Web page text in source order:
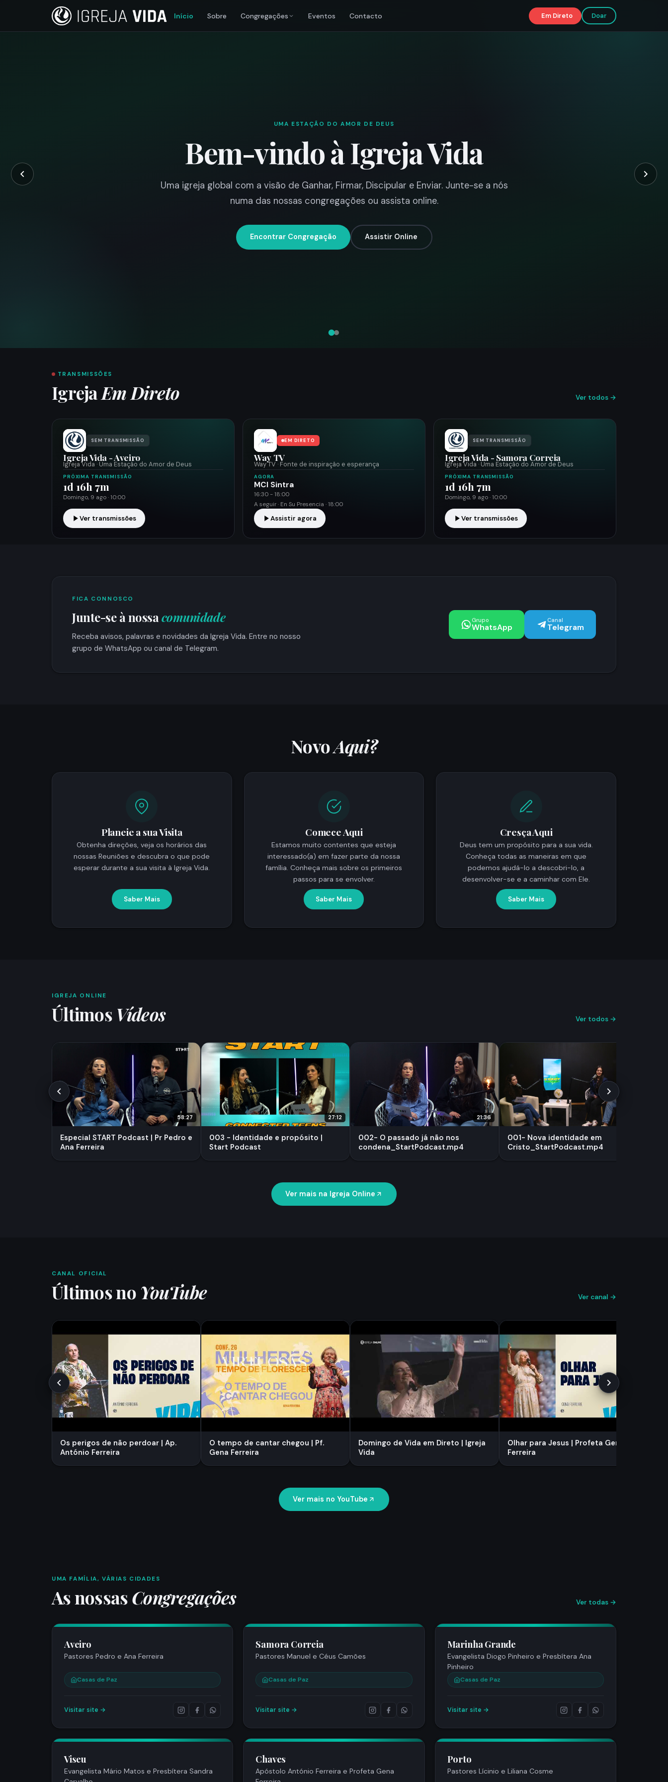
Início Sobre Congregações Eventos Contacto Em Direto Doar
UMA ESTAÇÃO DO AMOR DE DEUS
Bem-vindo à Igreja Vida
Uma igreja global com a visão de Ganhar, Firmar, Discipular e Enviar. Junte-se a nós
numa das nossas congregações ou assista online.
Encontrar Congregação Assistir Online
TRANSMISSÕES
IgrejaEm Direto Ver todos →
SEM TRANSMISSÃO
Igreja Vida - Aveiro
Igreja Vida · Uma Estação do Amor de Deus
PRÓXIMA TRANSMISSÃO
1d 16h 7m
Domingo, 9 ago · 10:00
Ver transmissões
EM DIRETO
Way TV
Way TV · Fonte de inspiração e esperança
AGORA
MCI Sintra
16:30 - 18:00
A seguir · En Su Presencia · 18:00
Assistir agora
SEM TRANSMISSÃO
Igreja Vida - Samora Correia
Igreja Vida · Uma Estação do Amor de Deus
PRÓXIMA TRANSMISSÃO
1d 16h 7m
Domingo, 9 ago · 10:00
Ver transmissões
FICA CONNOSCO
Junte-se à nossa comunidade
Receba avisos, palavras e novidades da Igreja Vida. Entre no nosso
grupo de WhatsApp ou canal de Telegram.
Grupo
WhatsApp
Canal
Telegram
NovoAqui?
Planeie a sua Visita
Obtenha direções, veja os horários das
nossas Reuniões e descubra o que pode
esperar durante a sua visita à Igreja Vida.
Saber Mais
Comece Aqui
Estamos muito contentes que esteja
interessado(a) em fazer parte da nossa
família. Conheça mais sobre os primeiros
passos para se envolver.
Saber Mais
Cresça Aqui
Deus tem um propósito para a sua vida.
Conheça todas as maneiras em que
podemos ajudá-lo a descobri-lo, a
desenvolver-se e a caminhar com Ele.
Saber Mais
IGREJA ONLINE
Últimos Vídeos Ver todos →
58:27
Especial START Podcast | Pr Pedro e
Ana Ferreira
27:12
003 - Identidade e propósito |
Start Podcast
21:36
002- O passado já não nos
condena_StartPodcast.mp4
001- Nova identidade em
Cristo_StartPodcast.mp4
Ver mais na Igreja Online
CANAL OFICIAL
Últimos no YouTube Ver canal →
Os perigos de não perdoar | Ap.
António Ferreira
O tempo de cantar chegou | Pf.
Gena Ferreira
Domingo de Vida em Direto | Igreja
Vida
Olhar para Jesus | Profeta Gena
Ferreira
Ver mais no YouTube
UMA FAMÍLIA, VÁRIAS CIDADES
As nossasCongregações Ver todas →
Aveiro
Pastores Pedro e Ana Ferreira
Casas de Paz
Visitar site →
Samora Correia
Pastores Manuel e Céus Camões
Casas de Paz
Visitar site →
Marinha Grande
Evangelista Diogo Pinheiro e Presbítera Ana
Pinheiro
Casas de Paz
Visitar site →
Viseu
Evangelista Mário Matos e Presbítera Sandra
Chaves
Apóstolo António Ferreira e Profeta Gena
Porto
Pastores Lícinio e Liliana Cosme